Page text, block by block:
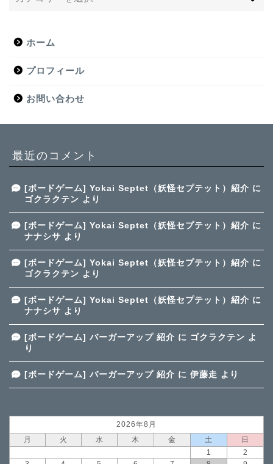
ホーム
プロフィール
お問い合わせ
最近のコメント
[ボードゲーム] Yokai Septet（妖怪セプテット）紹介 に
ゴクラクテン より
[ボードゲーム] Yokai Septet（妖怪セプテット）紹介 に
ナナシサ より
[ボードゲーム] Yokai Septet（妖怪セプテット）紹介 に
ゴクラクテン より
[ボードゲーム] Yokai Septet（妖怪セプテット）紹介 に
ナナシサ より
[ボードゲーム] バーガーアップ 紹介 に ゴクラクテン よ
り
[ボードゲーム] バーガーアップ 紹介 に 伊藤走 より
2026年8月
月
火 水 木 金 土
日
1
2